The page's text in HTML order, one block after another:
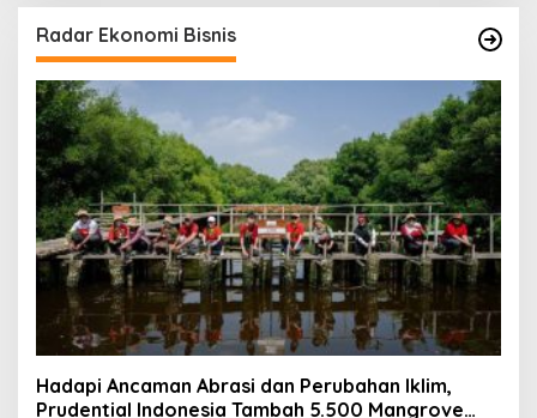
Radar Ekonomi Bisnis
Hadapi Ancaman Abrasi dan Perubahan Iklim,
Prudential Indonesia Tambah 5.500 Mangrove